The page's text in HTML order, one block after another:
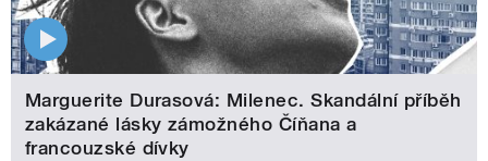
Marguerite Durasová: Milenec. Skandální příběh
zakázané lásky zámožného Číňana a
francouzské dívky